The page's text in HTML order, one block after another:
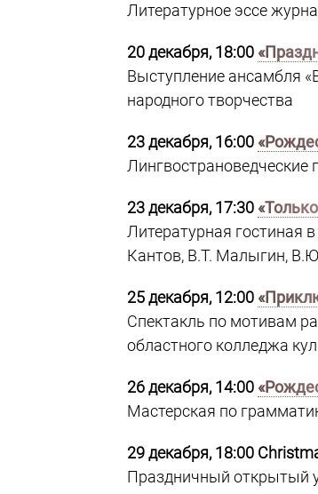
Литературное эссе
20 декабря, 18:00
Выступление ансамбля
народного творчества
23 декабря, 16:00
Лингвострановедческие
23 декабря, 17:30
Литературная гостиная
Кантов, В.Т. Малыгин,
25 декабря, 12:00
Спектакль по мотивам
областного колледжа
26 декабря, 14:00
Мастерская по
29 декабря, 18:00
Праздничный открытый